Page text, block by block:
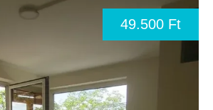
49.500 Ft